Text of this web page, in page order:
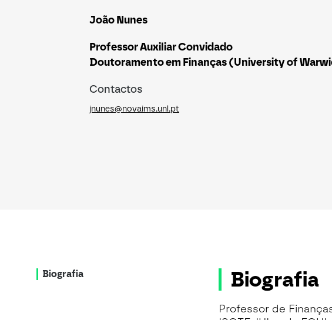
João Nunes
Professor Auxiliar Convidado
Doutoramento em Finanças (University of
Contactos
jnunes@novaims.unl.pt
Biografia Biografia
Professor de